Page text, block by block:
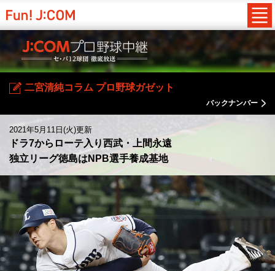
二宮清純コラム プロ野球ガゼット
バックナンバー
2021年5月11日(火)更新
ドラ7からローテ入り西武・上間永遠
独立リーグ徳島はNPB選手養成基地